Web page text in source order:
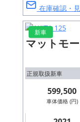
在庫確認・
新車
マットモ
正規取扱新車
599,500
車体価格 (円)